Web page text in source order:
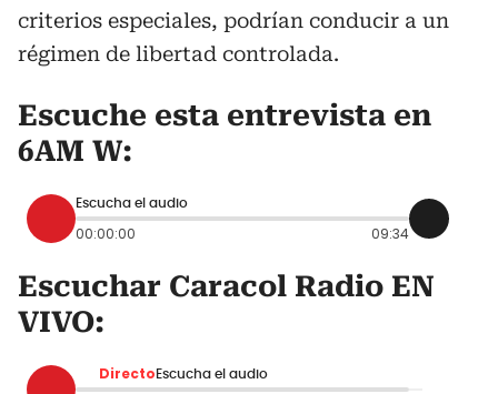
criterios especiales, podrían conducir a un
régimen de libertad controlada.
Escuche esta entrevista en
6AM W:
Escucha el audio
00:00:00 09:34
Escuchar Caracol Radio EN
VIVO:
Directo Escucha el audio